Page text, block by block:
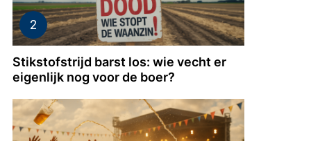
Stikstofstrijd barst los: wie vecht er
eigenlijk nog voor de boer?